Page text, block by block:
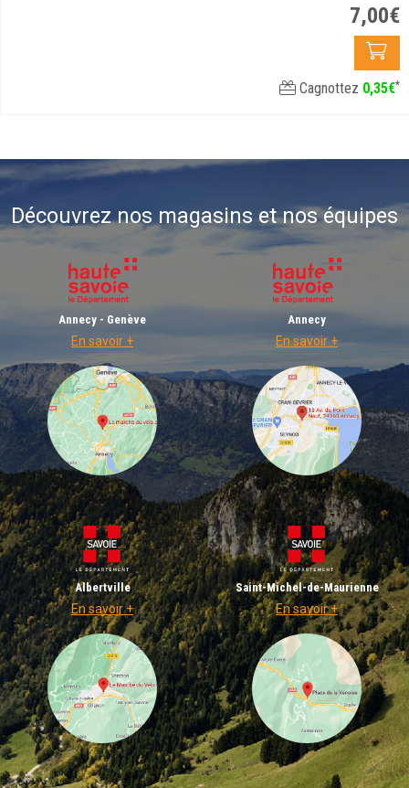
7,00€
Cagnottez 0,35€*
Découvrez nos magasins et nos équipes
Annecy - Genève
En savoir +
Annecy
En savoir +
Albertville
En savoir +
Saint-Michel-de-Maurienne
En savoir +